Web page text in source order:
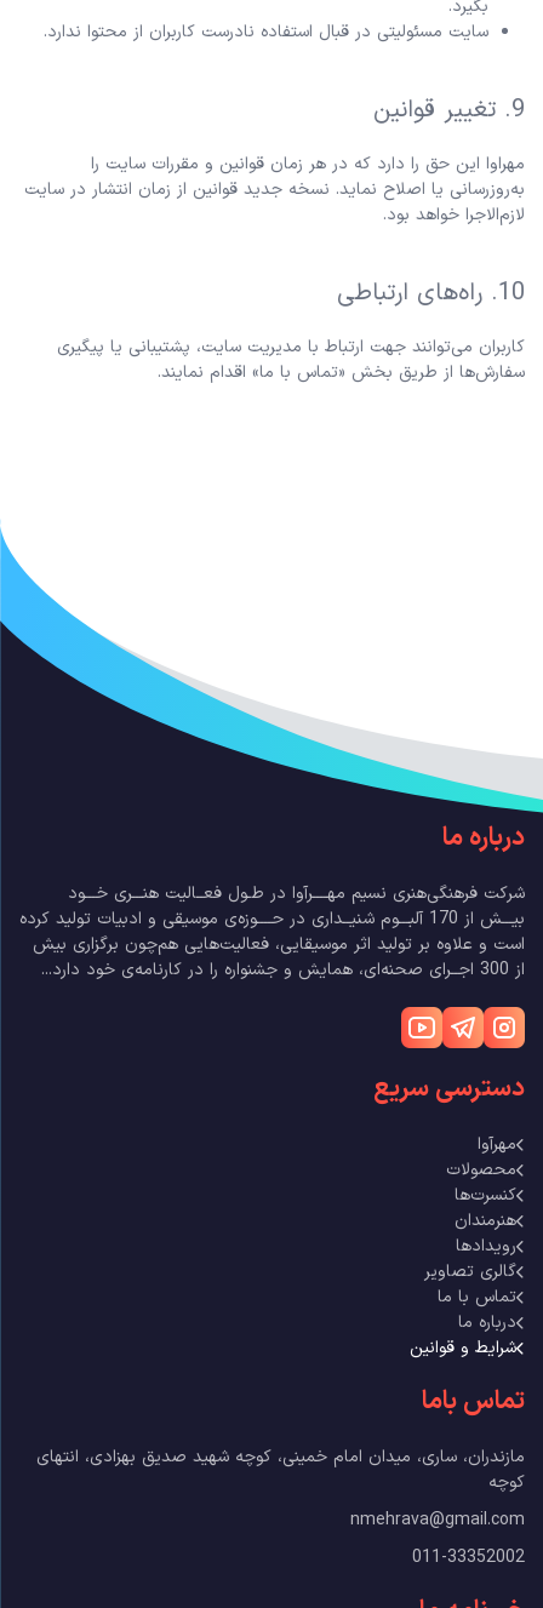
بگیرد.
سایت مسئولیتی در قبال استفاده نادرست کاربران از محتوا ندارد.
9. تغییر قوانین
مهراوا این حق را دارد که در هر زمان قوانین و مقررات سایت را
به‌روزرسانی یا اصلاح نماید. نسخه جدید قوانین از زمان انتشار در سایت
لازم‌الاجرا خواهد بود.
10. راه‌های ارتباطی
کاربران می‌توانند جهت ارتباط با مدیریت سایت، پشتیبانی یا پیگیری
سفارش‌ها از طریق بخش «تماس با ما» اقدام نمایند.
درباره ما
شرکت فرهنگی‌هنری نسیم مهــــرآوا در طـول فعــالیت هنـــری خـــود
بیـــش از 170 آلبـــوم شنیــداری در حــــوزه‌ی موسیقی و ادبیات تولید کرده
است و علاوه بر تولید اثر موسیقایی، فعالیت‌هایی هم‌چون برگزاری بیش
از 300 اجــرای صحنه‌ای، همایش و جشنواره را در کارنامه‌ی خود دارد...
دسترسی سریع
مهرآوا
محصولات
کنسرت‌ها
هنرمندان
رویدادها
گالری تصاویر
تماس با ما
درباره ما
شرایط و قوانین
تماس باما
مازندران، ساری، میدان امام خمینی، کوچه شهید صدیق بهزادی، انتهای
کوچه
nmehrava@gmail.com
011-33352002